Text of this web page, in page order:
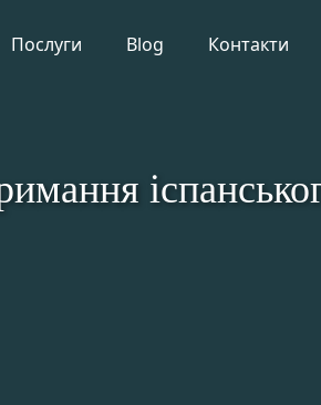
Послуги Blog Контакти